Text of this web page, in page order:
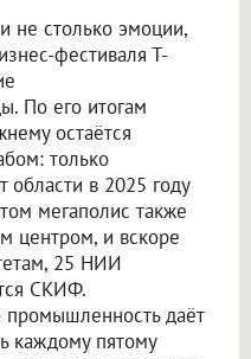
не столько эмоции,
фестиваля Т-
По его итогам
остаётся
только
области в 2025 году
мегаполис также
центром, и вскоре
25 НИИ
СКИФ.
промышленность даёт
каждому пятому